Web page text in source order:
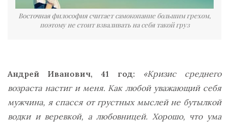
Восточная философия считает самокопание большим грехом,
поэтому не стоит взваливать на себя такой груз
Андрей Иванович, 41 год:
«Кризис среднего
возраста настиг и меня. Как любой уважающий себя
мужчина, я спасся от грустных мыслей не бутылкой
водки и веревкой, а любовницей. Хорошо, что ума